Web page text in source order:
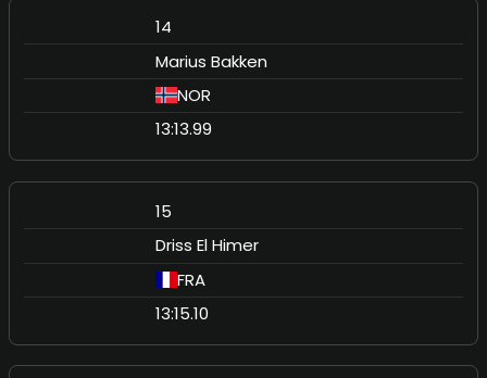
14
Marius Bakken
NOR
13:13.99
15
Driss El Himer
FRA
13:15.10